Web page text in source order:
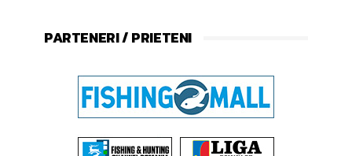
PARTENERI / PRIETENI